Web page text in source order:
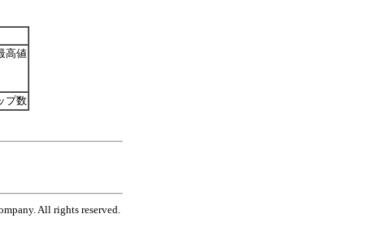
高値
プ数
All rights reserved.